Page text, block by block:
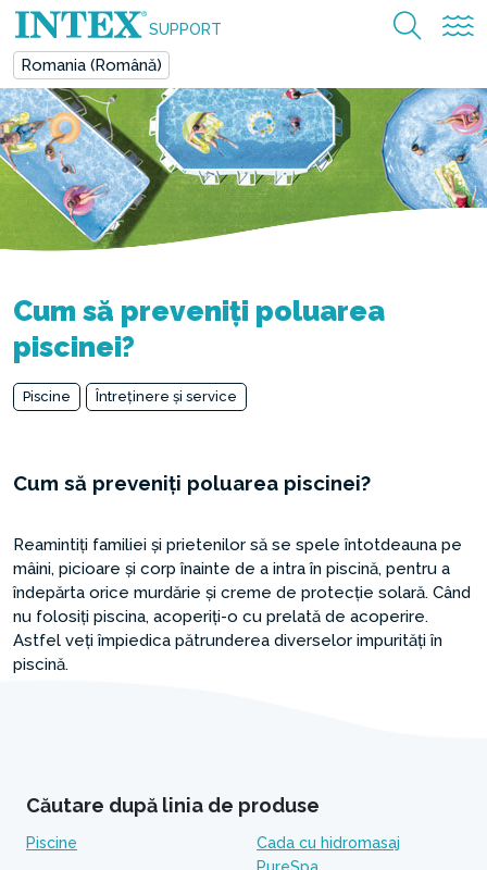
SUPPORT
Romania (Română)
Cum să preveniți poluarea
piscinei?
Piscine Întreținere și service
Cum să preveniți poluarea piscinei?
Reamintiți familiei și prietenilor să se spele întotdeauna pe
mâini, picioare și corp înainte de a intra în piscină, pentru a
îndepărta orice murdărie și creme de protecție solară. Când
nu folosiți piscina, acoperiți-o cu prelată de acoperire.
Astfel veți împiedica pătrunderea diverselor impurități în
piscină.
Căutare după linia de produse
Piscine
Cada cu hidromasaj